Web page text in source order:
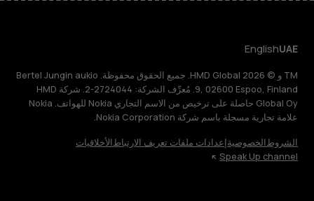
UAE
English
TM و © 2026 HMD Global. جميع الحقوق محفوظة. Bertel Jungin aukio
9, 02600 Espoo, Finland. مُعرِّف الشركة: 2724044-2. شركة HMD
Global Oy حاصلة على ترخيص من الاسم التجاري Nokia للهواتف. Nokia
علامة تجارية مسجلة باسم شركة Nokia Corporation.
الشروطالخصوصيةإعدادات ملفات تعريف الارتباطالأخلاقيات
Speak Up channel